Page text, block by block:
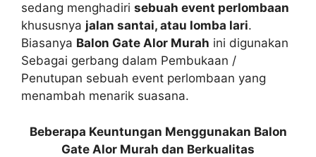
sedang menghadiri sebuah event perlombaan
khususnya jalan santai, atau lomba lari.
Biasanya Balon Gate Alor Murah ini digunakan
Sebagai gerbang dalam Pembukaan /
Penutupan sebuah event perlombaan yang
menambah menarik suasana.
Beberapa Keuntungan Menggunakan Balon
Gate Alor Murah dan Berkualitas